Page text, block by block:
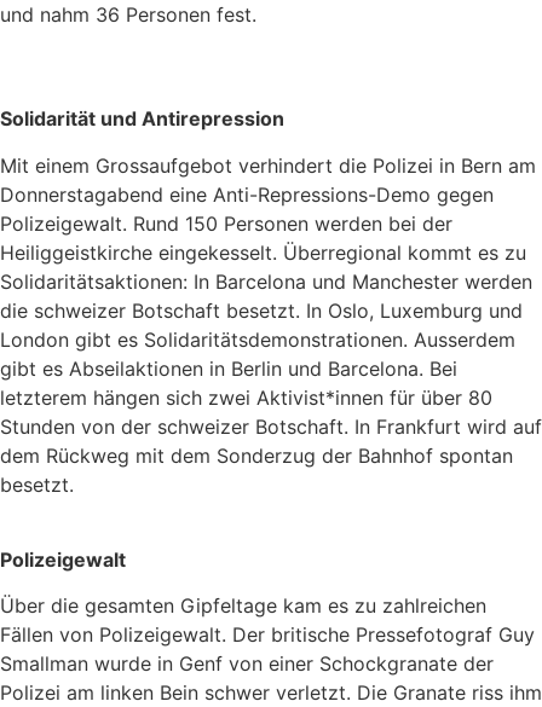
und nahm 36 Personen fest.
Solidarität und Antirepression
Mit einem Grossaufgebot verhindert die Polizei in Bern am
Donnerstagabend eine Anti-Repressions-Demo gegen
Polizeigewalt. Rund 150 Personen werden bei der
Heiliggeistkirche eingekesselt. Überregional kommt es zu
Solidaritätsaktionen: In Barcelona und Manchester werden
die schweizer Botschaft besetzt. In Oslo, Luxemburg und
London gibt es Solidaritätsdemonstrationen. Ausserdem
gibt es Abseilaktionen in Berlin und Barcelona. Bei
letzterem hängen sich zwei Aktivist*innen für über 80
Stunden von der schweizer Botschaft. In Frankfurt wird auf
dem Rückweg mit dem Sonderzug der Bahnhof spontan
besetzt.
Polizeigewalt
Über die gesamten Gipfeltage kam es zu zahlreichen
Fällen von Polizeigewalt. Der britische Pressefotograf Guy
Smallman wurde in Genf von einer Schockgranate der
Polizei am linken Bein schwer verletzt. Die Granate riss ihm